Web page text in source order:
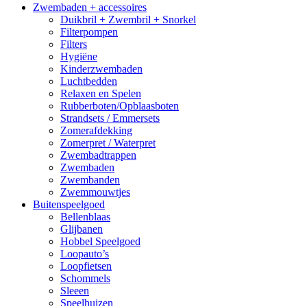
Zwembaden + accessoires
Duikbril + Zwembril + Snorkel
Filterpompen
Filters
Hygiëne
Kinderzwembaden
Luchtbedden
Relaxen en Spelen
Rubberboten/Opblaasboten
Strandsets / Emmersets
Zomerafdekking
Zomerpret / Waterpret
Zwembadtrappen
Zwembaden
Zwembanden
Zwemmouwtjes
Buitenspeelgoed
Bellenblaas
Glijbanen
Hobbel Speelgoed
Loopauto’s
Loopfietsen
Schommels
Sleeen
Speelhuizen